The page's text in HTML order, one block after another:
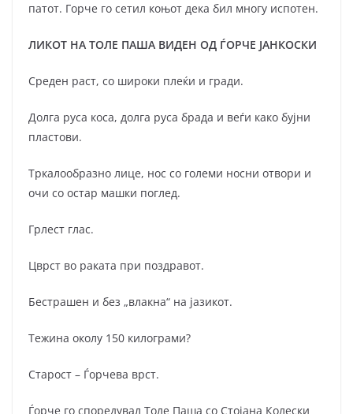
патот. Горче го сетил коњот дека бил многу испотен.
ЛИКОТ НА ТОЛЕ ПАША ВИДЕН ОД ЃОРЧЕ ЈАНКОСКИ
Среден раст, со широки плеќи и гради.
Долга руса коса, долга руса брада и веѓи како бујни
пластови.
Тркалообразно лице, нос со големи носни отвори и
очи со остар машки поглед.
Грлест глас.
Цврст во раката при поздравот.
Бестрашен и без „влакна“ на јазикот.
Тежина околу 150 килограми?
Старост – Ѓорчева врст.
Ѓорче го споредувал Толе Паша со Стојана Колески